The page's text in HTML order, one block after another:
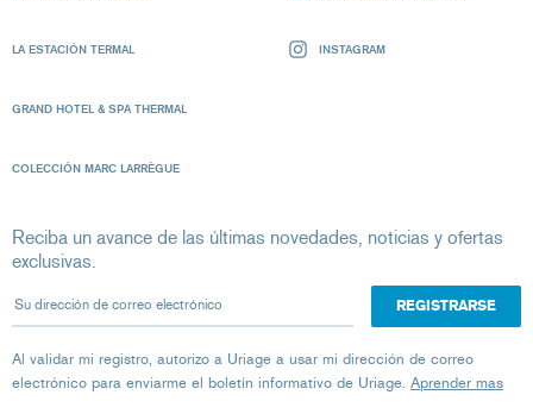
LA ESTACIÓN TERMAL
GRAND HOTEL & SPA THERMAL
COLECCIÓN MARC LARRÈGUE
INSTAGRAM
Reciba un avance de las últimas novedades, noticias y ofertas
exclusivas.
Su dirección de correo electrónico
Al validar mi registro, autorizo ​​a Uriage a usar mi dirección de correo
electrónico para enviarme el boletín informativo de Uriage. Aprender mas